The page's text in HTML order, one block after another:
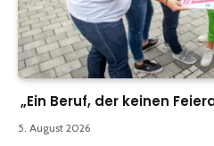
„Ein Beruf, der keinen
5. August 2026